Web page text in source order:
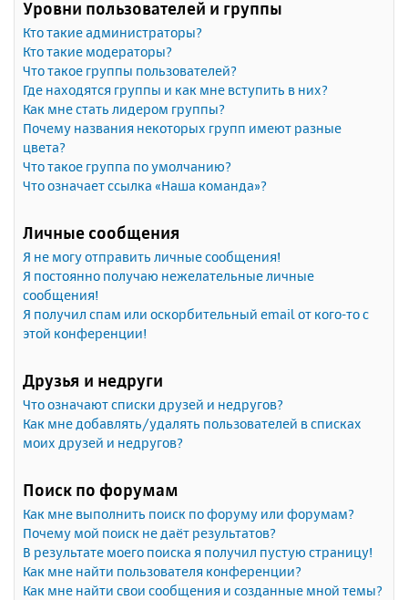
Уровни пользователей и группы
Кто такие администраторы?
Кто такие модераторы?
Что такое группы пользователей?
Где находятся группы и как мне вступить в них?
Как мне стать лидером группы?
Почему названия некоторых групп имеют разные
цвета?
Что такое группа по умолчанию?
Что означает ссылка «Наша команда»?
Личные сообщения
Я не могу отправить личные сообщения!
Я постоянно получаю нежелательные личные
сообщения!
Я получил спам или оскорбительный email от кого-то с
этой конференции!
Друзья и недруги
Что означают списки друзей и недругов?
Как мне добавлять/удалять пользователей в списках
моих друзей и недругов?
Поиск по форумам
Как мне выполнить поиск по форуму или форумам?
Почему мой поиск не даёт результатов?
В результате моего поиска я получил пустую страницу!
Как мне найти пользователя конференции?
Как мне найти свои сообщения и созданные мной темы?